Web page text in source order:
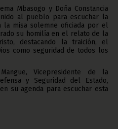
Mbasogo y Doña Constancia
al pueblo para escuchar la
la misa solemne oficiada por el
su homilía en el relato de la
destacando la traición, el
como seguridad de todos los
Vicepresidente de la
y Seguridad del Estado,
su agenda para escuchar esta